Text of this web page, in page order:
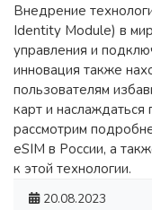
Внедрение
Identity Module) в
управления и
инновация также
пользователям
карт и
рассмотрим
eSIM в России, а
к этой технологии.
20.08.2023